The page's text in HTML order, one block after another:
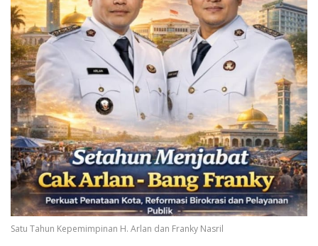
Satu Tahun Kepemimpinan H. Arlan dan Franky Nasril